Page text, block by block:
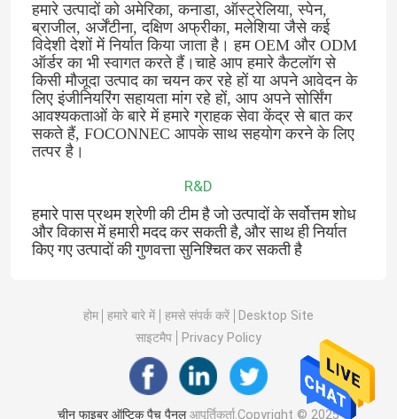
हमारे उत्पादों को अमेरिका, कनाडा, ऑस्ट्रेलिया, स्पेन,
ब्राजील, अर्जेंटीना, दक्षिण अफ्रीका, मलेशिया जैसे कई
विदेशी देशों में निर्यात किया जाता है। हम OEM और ODM
ऑर्डर का भी स्वागत करते हैं।चाहे आप हमारे कैटलॉग से
किसी मौजूदा उत्पाद का चयन कर रहे हों या अपने आवेदन के
लिए इंजीनियरिंग सहायता मांग रहे हों, आप अपने सोर्सिंग
आवश्यकताओं के बारे में हमारे ग्राहक सेवा केंद्र से बात कर
सकते हैं, FOCONNEC आपके साथ सहयोग करने के लिए
तत्पर है।
R&D
हमारे पास प्रथम श्रेणी की टीम है जो उत्पादों के सर्वोत्तम शोध
और विकास में हमारी मदद कर सकती है, और साथ ही निर्यात
किए गए उत्पादों की गुणवत्ता सुनिश्चित कर सकती है
होम हमारे बारे में हमसे संपर्क करें
Desktop Site
साइटमैप
Privacy Policy
चीन फाइबर ऑप्टिक पैच पैनलआपूर्तिकर्ता.Copyright © 2025